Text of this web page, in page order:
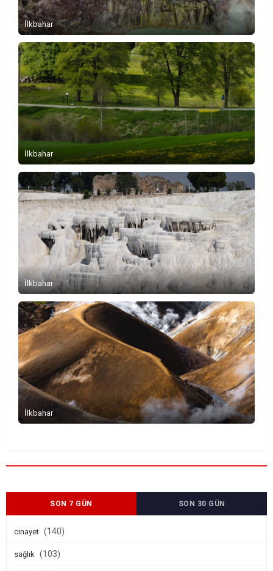
İlkbahar
İlkbahar
İlkbahar
İlkbahar
SON 7 GÜN SON 30 GÜN
cinayet (140)
sağlık (103)